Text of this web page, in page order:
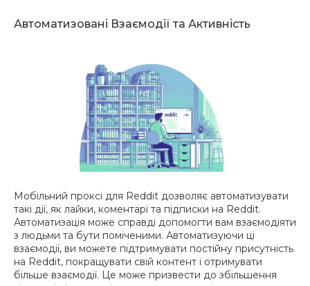
Автоматизовані Взаємодії та Активність
Мобільний проксі для Reddit дозволяє автоматизувати
такі дії, як лайки, коментарі та підписки на Reddit.
Автоматизація може справді допомогти вам взаємодіяти
з людьми та бути поміченими. Автоматизуючи ці
взаємодії, ви можете підтримувати постійну присутність
на Reddit, покращувати свій контент і отримувати
більше взаємодії. Це може призвести до збільшення